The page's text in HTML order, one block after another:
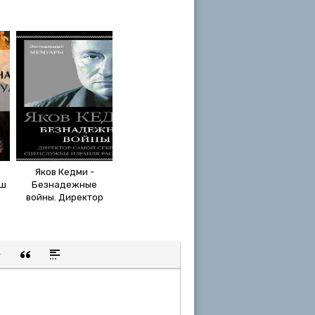
Яков Кедми -
Безнадежные
войны. Директор
рассказывает (2018)
МР3
ссылку
скрытого текста
Вставка цитаты
Вставка спойлера